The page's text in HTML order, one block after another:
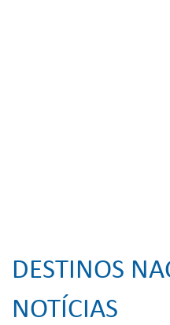
DESTINOS
NOTÍCIAS